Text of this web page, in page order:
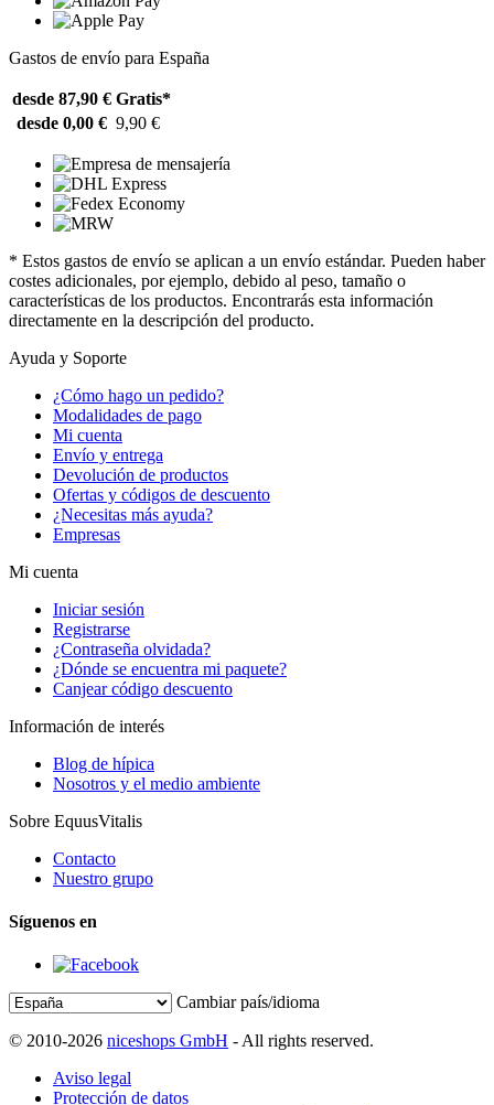
Gastos de envío para España
desde 87,90 € Gratis*
desde 0,00 € 9,90 €
* Estos gastos de envío se aplican a un envío estándar. Pueden haber
costes adicionales, por ejemplo, debido al peso, tamaño o
características de los productos. Encontrarás esta información
directamente en la descripción del producto.
Ayuda y Soporte
¿Cómo hago un pedido?
Modalidades de pago
Mi cuenta
Envío y entrega
Devolución de productos
Ofertas y códigos de descuento
¿Necesitas más ayuda?
Empresas
Mi cuenta
Iniciar sesión
Registrarse
¿Contraseña olvidada?
¿Dónde se encuentra mi paquete?
Canjear código descuento
Información de interés
Blog de hípica
Nosotros y el medio ambiente
Sobre EquusVitalis
Contacto
Nuestro grupo
Síguenos en
Cambiar país/idioma
© 2010-2026 niceshops GmbH - All rights reserved.
Aviso legal
Protección de datos